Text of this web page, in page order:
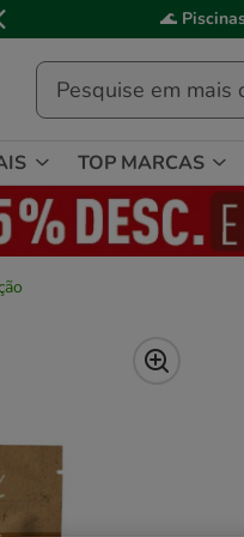
de
mensagem,
Click&Collect:
TOP MARCAS